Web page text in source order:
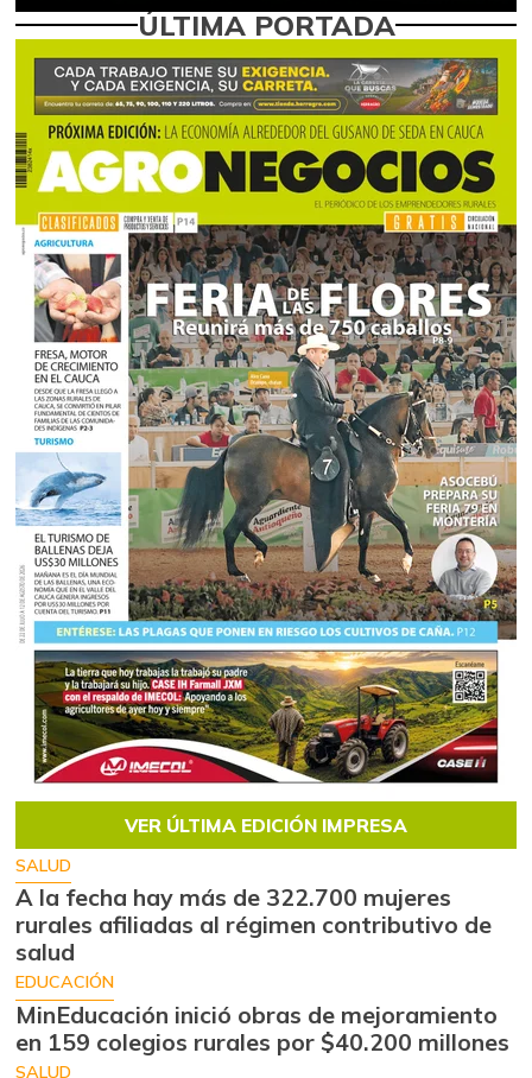
ÚLTIMA PORTADA
VER ÚLTIMA EDICIÓN IMPRESA
SALUD
A la fecha hay más de 322.700 mujeres
rurales afiliadas al régimen contributivo de
salud
EDUCACIÓN
MinEducación inició obras de mejoramiento
en 159 colegios rurales por $40.200 millones
SALUD